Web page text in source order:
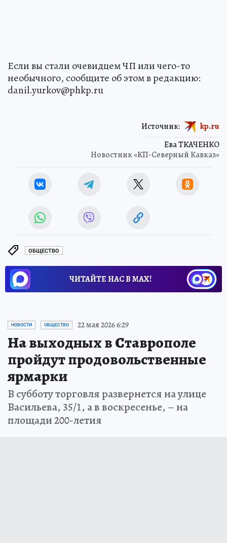
Если вы стали очевидцем ЧП или чего-то
необычного, сообщите об этом в редакцию:
danil.yurkov@phkp.ru
Ева ТКАЧЕНКО
Новостник «КП-Северный Кавказ»
Источник: kp.ru
ОБЩЕСТВО
ЧИТАЙТЕ НАС В МАХ!
НОВОСТИ ОБЩЕСТВО 22 мая 2026 6:29
На выходных в Ставрополе
пройдут продовольственные
ярмарки
В субботу торговля развернется на улице
Васильева, 35/1, а в воскресенье, – на
площади 200-летия